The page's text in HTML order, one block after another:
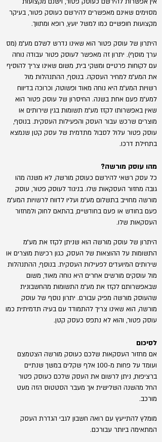
מסוימים שאינם מאפשרים להירשם כעוסק פטור, בעיקר
מקצועות חופשיים כמו למשל יועץ, רופא ומתווך.
היתרון של עוסק פטור הוא שאינו נדרש לשלם מע״מ (מס
ערך מוסף). יתרון זה מאפשר לעוסק פטור עבודה נוחה
עם לקוחות פרטיים ומשקי בית, משום שאינו צריך להוסיף
את המע״מ למחיר העסקה. בנוסף, ההתנהלות מול
רשויות המע״מ היא נוחה מאוד ופשוטה, וכרוכה בדיווח
למע״מ פעם אחת בשנה. החיסרון של עוסק פטור הוא
שאין באפשרותו לקזז מע״מ תשומות בגין שירותים או
מוצרים שרכש עבור העסק והפעילות העסקית. בנוסף,
עוסק פטור עלול לסבול מתדמית של עסק קטן שנמצא
בתחילת דרכו.
מהו עוסק מורשה?
כל עסק רשאי להירשם כעוסק מורשה, לא משנה מהו
גובה מחזור העסקאות שלו. בניגוד לעוסק פטור, עוסק
מורשה מחוייב בתשלום מע״מ ועליו לדווח לרשויות המע״מ
פעם בחודש או פעם בחודשיים, בהתאם לחוק ולמחזור
העסקאות שלו.
היתרון של עוסק מורשה הוא שניתן לקזז את מע״מ
התשומות על ההוצאות של העסק, כגון רכישת מוצרים או
שירותים המיועדים לפעילות העסקית. בנוסף, ההתנהלות
מול עוסקים מורשים אחרים היא נוחה מאוד, משום
שבאפשרותם לקזז את מע״מ התשומות מהחשבונית
שהעוסק מורשה מפיק עבורם. יתרון נוסף של עוסק
מורשה, הוא שאינו צריך להתמודד עם בעיה תדמיתית כמו
עוסק פטור, והוא לא נתפס כעסק קטן.
לסיכום
אם מחזור העסקאות שלכם כעוסק מורשה הצטמצם
ועומד על פחות מ-100 אלף שקלים במשך שנתיים
ברציפות, ניתן לרשום את העסק שלכם כעוסק פטור
החל מהשנה השלישית אך מעבר הסטטוס הזה מעט
מורכב.
מומלץ להתייעץ עם רואה חשבון לגבי הגדרת העסק
המתאימה ביותר עבורכם.